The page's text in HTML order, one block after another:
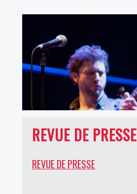
REVUE DE PRESSE
REVUE DE PRESSE